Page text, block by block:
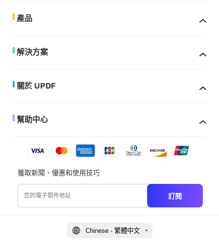
產品
解決方案
關於 UPDF
幫助中心
獲取新聞、優惠和使用技巧
訂閱
Chinese - 繁體中文